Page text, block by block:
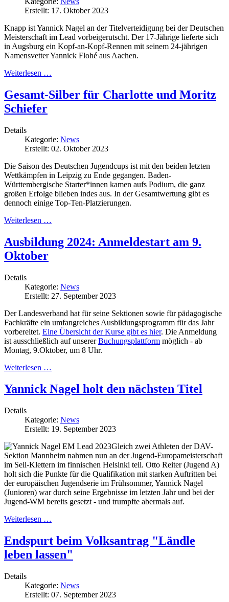
Erstellt: 17. Oktober 2023
Knapp ist Yannick Nagel an der Titelverteidigung bei der Deutschen
Meisterschaft im Lead vorbeigerutscht. Der 17-Jährige lieferte sich
in Augsburg ein Kopf-an-Kopf-Rennen mit seinem 24-jährigen
Namensvetter Yannick Flohé aus Aachen.
Weiterlesen …
Gesamt-Silber für Charlotte und Moritz
Schiefer
Details
Kategorie: News
Erstellt: 02. Oktober 2023
Die Saison des Deutschen Jugendcups ist mit den beiden letzten
Wettkämpfen in Leipzig zu Ende gegangen. Baden-
Württembergische Starter*innen kamen aufs Podium, die ganz
großen Erfolge blieben indes aus. In der Gesamtwertung gibt es
dennoch einige Top-Ten-Platzierungen.
Weiterlesen …
Ausbildung 2024: Anmeldestart am 9.
Oktober
Details
Kategorie: News
Erstellt: 27. September 2023
Der Landesverband hat für seine Sektionen sowie für pädagogische
Fachkräfte ein umfangreiches Ausbildungsprogramm für das Jahr
vorbereitet. Eine Übersicht der Kurse gibt es hier. Die Anmeldung
ist ausschließlich auf unsererBuchungsplattform möglich - ab
Montag, 9.Oktober, um 8 Uhr.
Weiterlesen …
Yannick Nagel holt den nächsten Titel
Details
Kategorie: News
Erstellt: 19. September 2023
Gleich zwei Athleten der DAV-
Sektion Mannheim nahmen nun an der Jugend-Europameisterschaft
im Seil-Klettern im finnischen Helsinki teil. Otto Reiter (Jugend A)
holt sich die Punkte für die Qualifikation mit starken Auftritten bei
der europäischen Jugendserie im Frühsommer, Yannick Nagel
(Junioren) war durch seine Ergebnisse im letzten Jahr und bei der
Jugend-WM bereits gesetzt - und trumpfte abermals auf.
Weiterlesen …
Endspurt beim Volksantrag "Ländle
leben lassen"
Details
Kategorie: News
Erstellt: 07. September 2023